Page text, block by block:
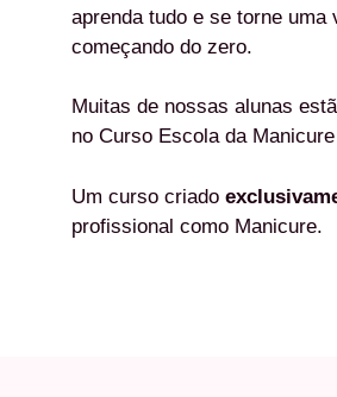
aprenda tudo e se torne
começando do zero.
Muitas de nossas alunas
no Curso Escola da
Um curso criado
profissional como Manicure.